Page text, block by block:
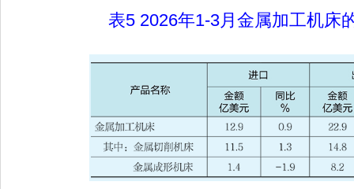
表5 2026年1-3月金属加工机床